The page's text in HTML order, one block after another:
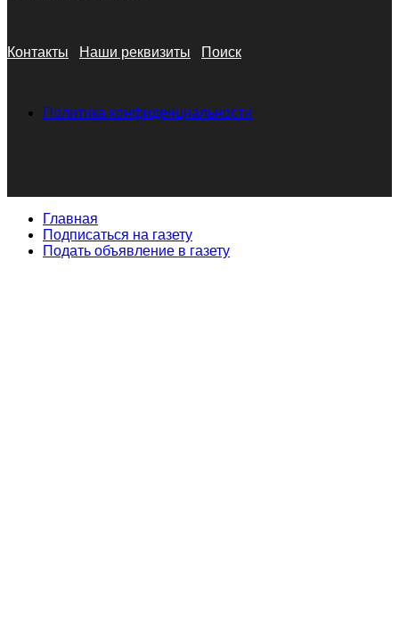
Контакты Наши реквизиты Поиск
Политика конфиденциальности
Главная
Подписаться на газету
Подать объявление в газету